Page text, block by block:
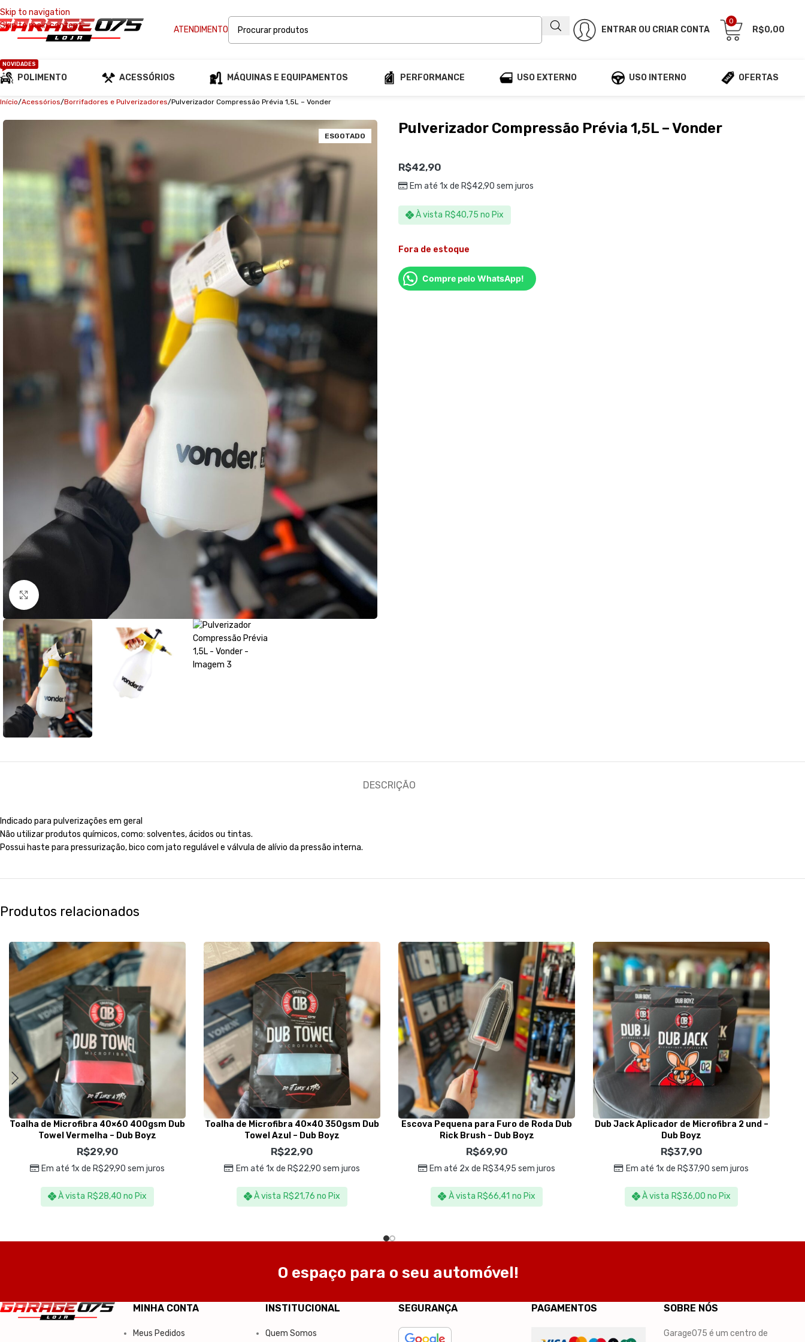
Skip to navigation
Skip to main content
ATENDIMENTO ENTRAR OU CRIAR CONTA
0
R$0,00
POLIMENTO
NOVIDADES
ACESSÓRIOS MÁQUINAS E EQUIPAMENTOS PERFORMANCE USO EXTERNO USO INTERNO OFERTAS
Início Acessórios Borrifadores e Pulverizadores Pulverizador Compressão Prévia 1,5L – Vonder
ESGOTADO Pulverizador Compressão Prévia 1,5L – Vonder
R$42,90
Em até 1x de R$42,90 sem juros
À vista R$40,75 no Pix
Fora de estoque
Compre pelo WhatsApp!
DESCRIÇÃO
Indicado para pulverizações em geral
Não utilizar produtos químicos, como: solventes, ácidos ou tintas.
Possui haste para pressurização, bico com jato regulável e válvula de alívio da pressão interna.
Produtos relacionados
Toalha de Microfibra 40×60 400gsm Dub
Towel Vermelha – Dub Boyz
R$29,90
Em até 1x de R$29,90 sem juros
À vista R$28,40 no Pix
Toalha de Microfibra 40×40 350gsm Dub
Towel Azul – Dub Boyz
R$22,90
Em até 1x de R$22,90 sem juros
À vista R$21,76 no Pix
Escova Pequena para Furo de Roda Dub
Rick Brush – Dub Boyz
R$69,90
Em até 2x de R$34,95 sem juros
À vista R$66,41 no Pix
Dub Jack Aplicador de Microfibra 2 und –
Dub Boyz
R$37,90
Em até 1x de R$37,90 sem juros
À vista R$36,00 no Pix
O espaço para o seu automóvel!
MINHA CONTA
Meus Pedidos
INSTITUCIONAL
Quem Somos
SEGURANÇA PAGAMENTOS SOBRE NÓS
Garage075 é um centro de